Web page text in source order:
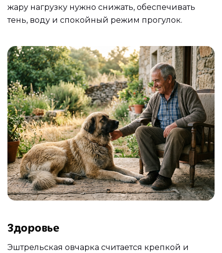
жару нагрузку нужно снижать, обеспечивать
тень, воду и спокойный режим прогулок.
Здоровье
Эштрельская овчарка считается крепкой и